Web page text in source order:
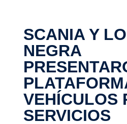
SCANIA Y LOMA
NEGRA
VEHÍCULOS
SERVICIOS